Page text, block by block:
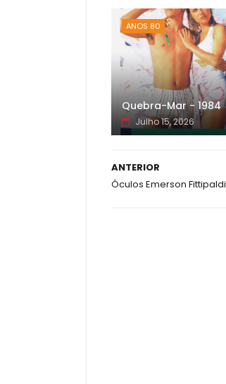
ANOS 80
Quebra-Mar - 1984
Julho 15, 2026
ANTERIOR
Óculos Emerson